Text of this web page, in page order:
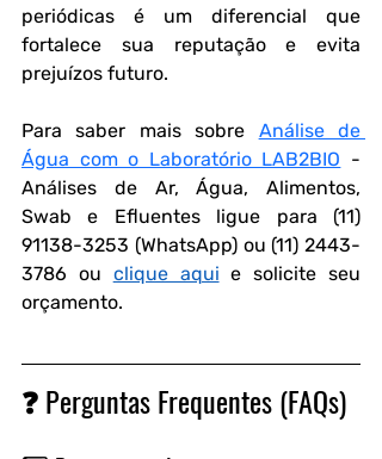
periódicas é um diferencial que
fortalece sua reputação e evita
prejuízos futuro.
Para saber mais sobre Análise de
Água com o Laboratório LAB2BIO -
Análises de Ar, Água, Alimentos,
Swab e Efluentes ligue para (11)
91138-3253 (WhatsApp) ou (11) 2443-
3786 ou clique aqui e solicite seu
orçamento.
❓ Perguntas Frequentes (FAQs)